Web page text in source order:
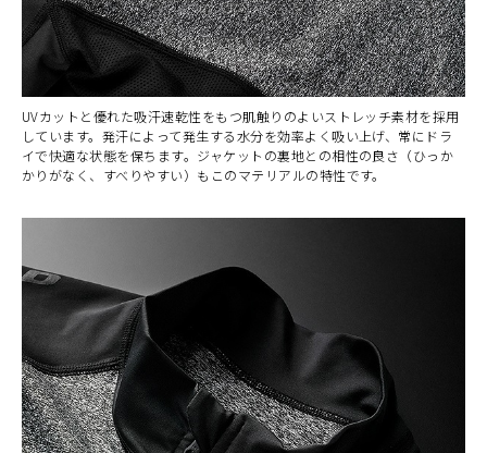
UVカットと優れた吸汗速乾性をもつ肌触りのよいストレッチ素材を採用
しています。発汗によって発生する水分を効率よく吸い上げ、常にドラ
イで快適な状態を保ちます。ジャケットの裏地との相性の良さ（ひっか
かりがなく、すべりやすい）もこのマテリアルの特性です。